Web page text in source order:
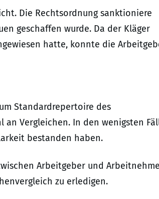
Die Rechtsordnung sanktioniere
geschaffen wurde. Da der Kläger
hatte, konnte die
Standardrepertoire des
Vergleichen. In den wenigsten
bestanden haben.
Arbeitgeber und
zu erledigen.